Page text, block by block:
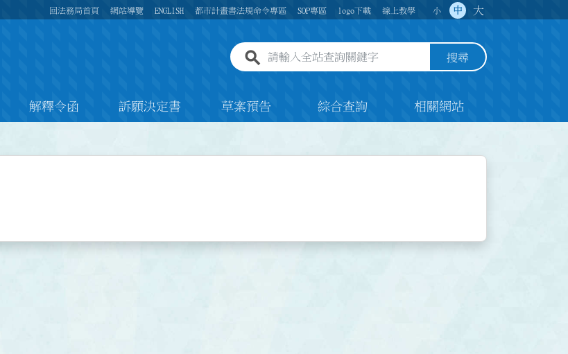
回法務局首頁 網站導覽 ENGLISH 都市計畫書法規命令專區 SOP專區 logo下載 線上教學 小 中 大
全站查詢關鍵字欄位 搜尋
解釋令函 訴願決定書 草案預告 綜合查詢 相關網站